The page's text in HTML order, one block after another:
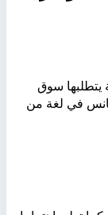
يتطلبها سوق
في لغة من